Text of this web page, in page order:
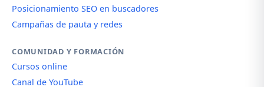
Posicionamiento SEO en buscadores
Campañas de pauta y redes
COMUNIDAD Y FORMACIÓN
Cursos online
Canal de YouTube